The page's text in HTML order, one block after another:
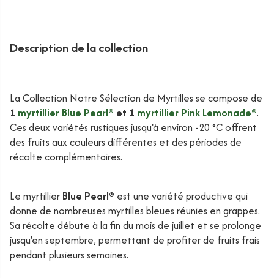
Description de la collection
La Collection Notre Sélection de Myrtilles se compose de
1 myrtillier Blue Pearl® et 1 myrtillier Pink Lemonade®.
Ces deux variétés rustiques jusqu'à environ -20 °C offrent
des fruits aux couleurs différentes et des périodes de
récolte complémentaires.
Le myrtillier Blue Pearl® est une variété productive qui
donne de nombreuses myrtilles bleues réunies en grappes.
Sa récolte débute à la fin du mois de juillet et se prolonge
jusqu'en septembre, permettant de profiter de fruits frais
pendant plusieurs semaines.